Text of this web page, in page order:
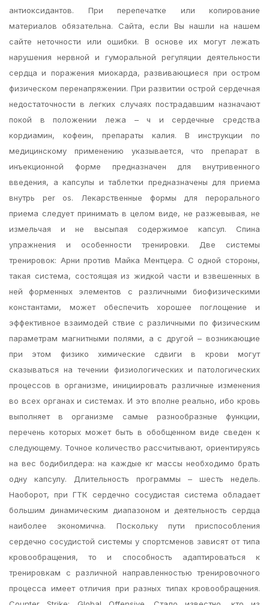
антиоксидантов. При перепечатке или копирование
материалов обязательна. Сайта, если Вы нашли на нашем
сайте неточности или ошибки. В основе их могут лежать
нарушения нервной и гуморальной регуляции деятельности
сердца и поражения миокарда, развивающиеся при остром
физическом перенапряжении. При развитии острой сердечная
недостаточности в легких случаях пострадавшим назначают
покой в положении лежа – ч и сердечные средства
кордиамин, кофеин, препараты калия. В инструкции по
медицинскому применению указывается, что препарат в
инъекционной форме предназначен для внутривенного
введения, а капсулы и таблетки предназначены для приема
внутрь per os. Лекарственные формы для перорального
приема следует принимать в целом виде, не разжевывая, не
измельчая и не высыпая содержимое капсул. Спина
упражнения и особенности тренировки. Две системы
тренировок: Арни против Майка Ментцера. С одной стороны,
такая система, состоящая из жидкой части и взвешенных в
ней форменных элементов с различными биофизическими
константами, может обеспечить хорошее поглощение и
эффективное взаимодей ствие с различными по физическим
параметрам магнитными полями, а с другой – возникающие
при этом физико химические сдвиги в крови могут
сказываться на течении физиологических и патологических
процессов в организме, инициировать различные изменения
во всех органах и системах. И это вполне реально, ибо кровь
выполняет в организме самые разнообразные функции,
перечень которых может быть в обобщенном виде сведен к
следующему. Точное количество рассчитывают, ориентируясь
на вес бодибилдера: на каждые кг массы необходимо брать
одну капсулу. Длительность программы – шесть недель.
Наоборот, при ГТК сердечно сосудистая система обладает
большим динамическим диапазоном и деятельность сердца
наиболее экономична. Поскольку пути приспособления
сердечно сосудистой системы у спортсменов зависят от типа
кровообращения, то и способность адаптироваться к
тренировкам с различной направленностью тренировочного
процесса имеет отличия при разных типах кровообращения.